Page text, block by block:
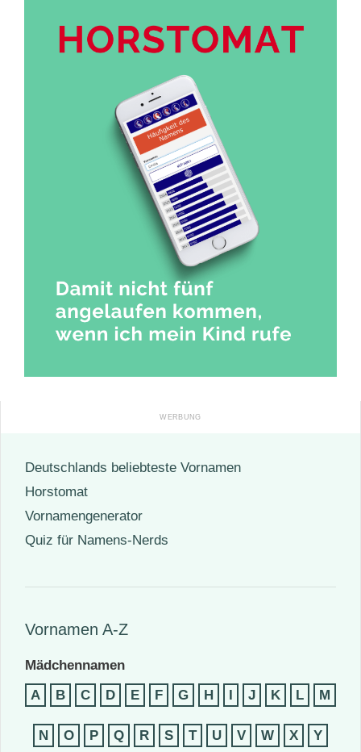
Deutschlands beliebteste Vornamen
Horstomat
Vornamengenerator
Quiz für Namens-Nerds
Vornamen A-Z
Mädchennamen
A
B C D E F G H I J K L M
N O P Q R S T U V W X Y